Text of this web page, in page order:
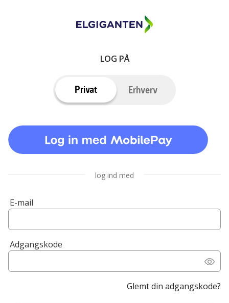
LOG PÅ
Privat Erhverv
log ind med
E-mail
Adgangskode
Glemt din adgangskode?